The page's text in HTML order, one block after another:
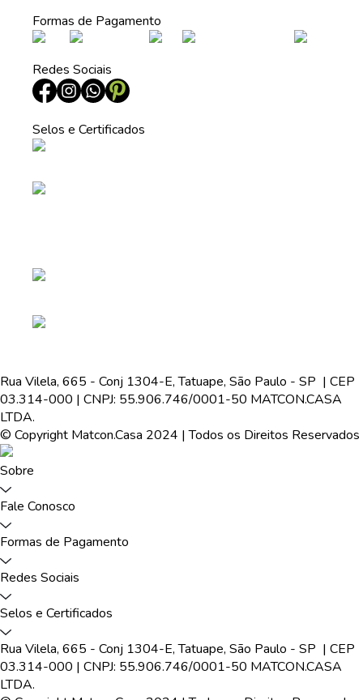
Formas de Pagamento
Redes Sociais
Selos e Certificados
Rua Vilela, 665 - Conj 1304-E, Tatuape, São Paulo - SP | CEP
03.314-000 | CNPJ: 55.906.746/0001-50 MATCON.CASA
LTDA.
© Copyright Matcon.Casa 2024 | Todos os Direitos Reservados
Sobre
Fale Conosco
Formas de Pagamento
Redes Sociais
Selos e Certificados
Rua Vilela, 665 - Conj 1304-E, Tatuape, São Paulo - SP | CEP
03.314-000 | CNPJ: 55.906.746/0001-50 MATCON.CASA
LTDA.